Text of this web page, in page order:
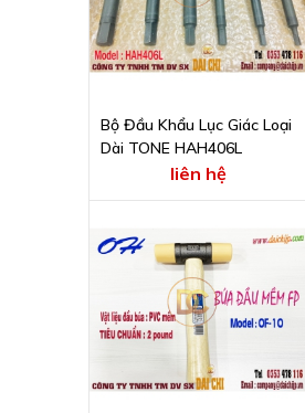
Bộ Đầu Khẩu Lục Giác Loại
Dài TONE HAH406L
liên hệ